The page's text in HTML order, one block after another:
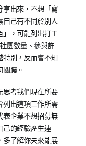
享出來，不想「寫
自己有不同於別人
」，可能列出打工
團數量、參與許
特別，反而會不知
關聯。
思考我們現在所要
列出這項工作所需
表企業不想招募無
己的經驗產生連
多了解你未來能展